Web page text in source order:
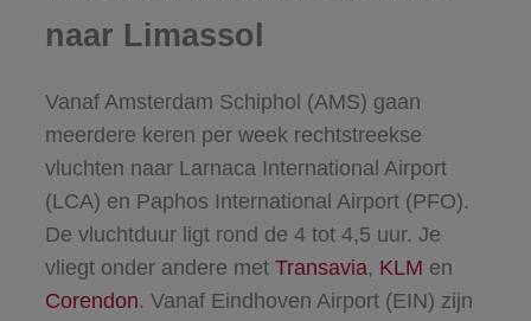
naar Limassol
Vanaf Amsterdam Schiphol (AMS) gaan
meerdere keren per week rechtstreekse
vluchten naar Larnaca International Airport
(LCA) en Paphos International Airport (PFO).
De vluchtduur ligt rond de 4 tot 4,5 uur. Je
vliegt onder andere met Transavia, KLM en
Corendon. Vanaf Eindhoven Airport (EIN) zijn